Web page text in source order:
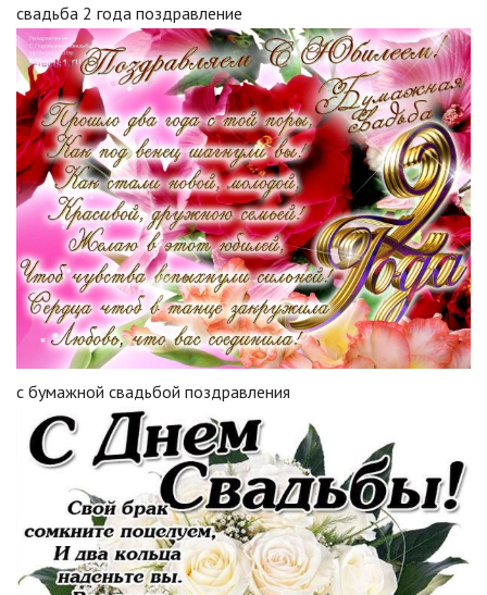
свадьба 2 года поздравление
с бумажной свадьбой поздравления